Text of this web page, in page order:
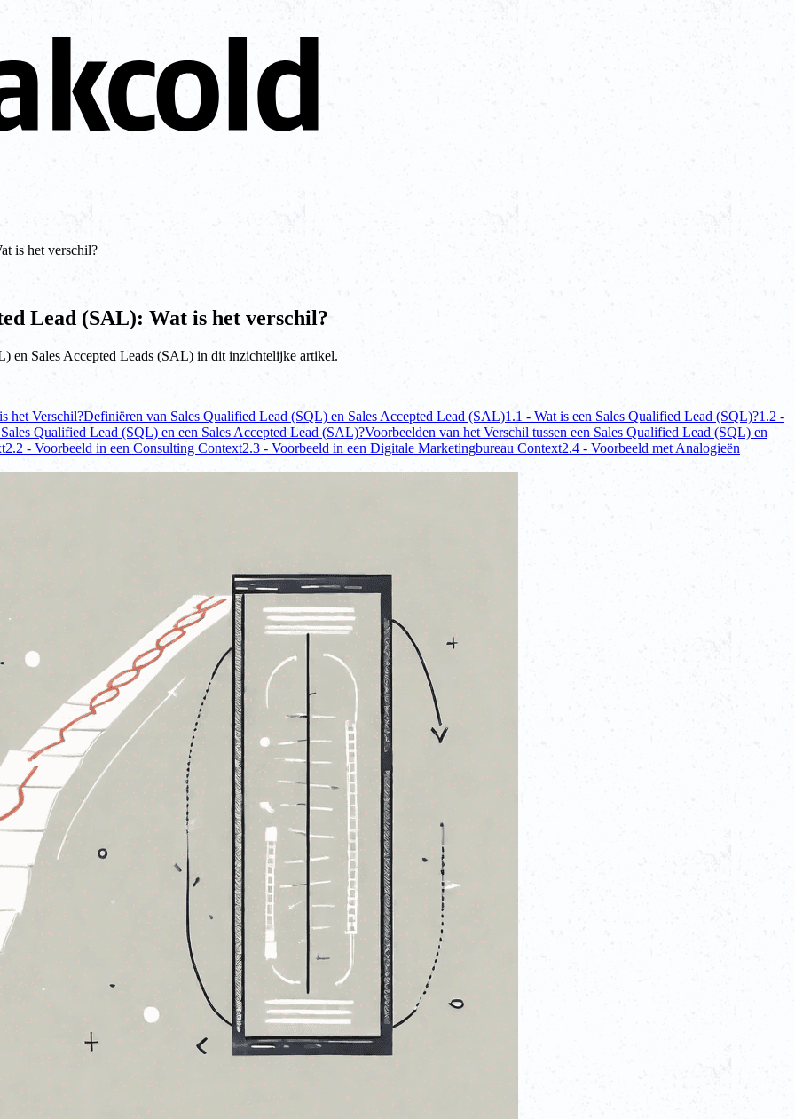
is het verschil?
Lead (SAL): Wat is het verschil?
en Sales Accepted Leads (SAL) in dit inzichtelijke artikel.
het Verschil?Definiëren van Sales Qualified Lead (SQL) en Sales Accepted Lead (SAL)1.1 - Wat is een Sales Qualified Lead (SQL)?1.2 -
Qualified Lead (SQL) en een Sales Accepted Lead (SAL)?Voorbeelden van het Verschil tussen een Sales Qualified Lead (SQL) en
2.2 - Voorbeeld in een Consulting Context2.3 - Voorbeeld in een Digitale Marketingbureau Context2.4 - Voorbeeld met Analogieën